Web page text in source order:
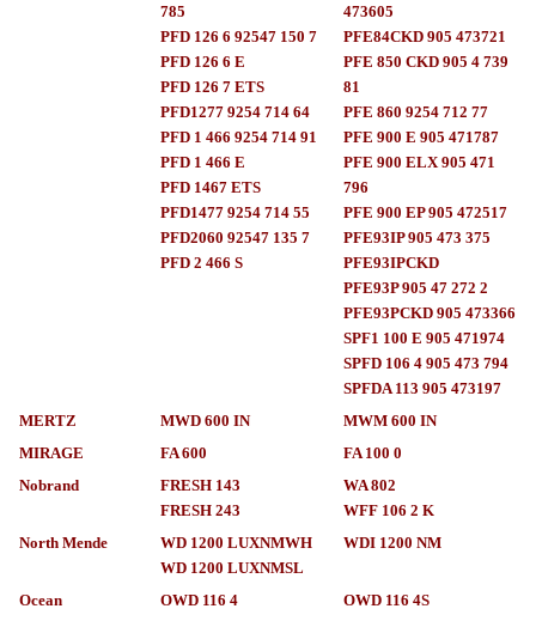
785
PFD 126 6 92547 150 7
PFD 126 6 E
PFD 126 7 ETS
PFD1277 9254 714 64
PFD 1 466 9254 714 91
PFD 1 466 E
PFD 1467 ETS
PFD1477 9254 714 55
PFD2060 92547 135 7
PFD 2 466 S
473605
PFE84CKD 905 473721
PFE 850 CKD 905 4 739
81
PFE 860 9254 712 77
PFE 900 E 905 471787
PFE 900 ELX 905 471
796
PFE 900 EP 905 472517
PFE93IP 905 473 375
PFE93IPCKD
PFE93P 905 47 272 2
PFE93PCKD 905 473366
SPF1 100 E 905 471974
SPFD 106 4 905 473 794
SPFDA 113 905 473197
MERTZ
MWD 600 IN
MWM 600 IN
MIRAGE
FA 600
FA 100 0
Nobrand
FRESH 143
FRESH 243
WA 802
WFF 106 2 K
North Mende
WD 1200 LUXNMWH
WD 1200 LUXNMSL
WDI 1200 NM
Ocean OWD 116 4
OWD 116 4S